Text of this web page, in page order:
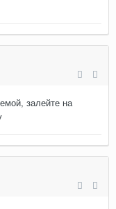
залейте на